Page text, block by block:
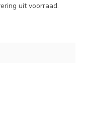
uit voorraad.